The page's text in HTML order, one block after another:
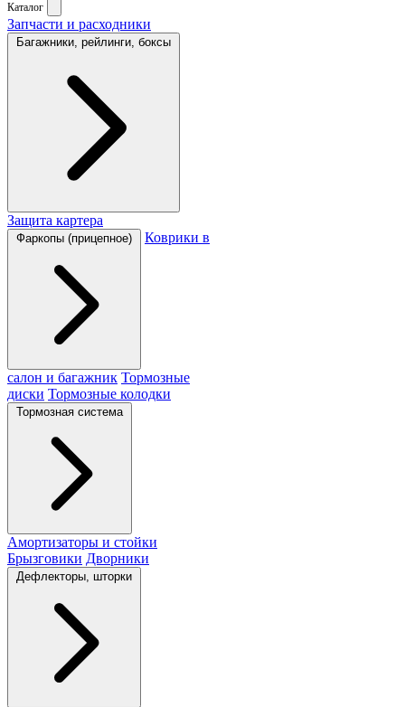
Каталог
Запчасти и расходники
Багажники, рейлинги, боксы
Защита картера
Фаркопы (прицепное) Коврики в
салон и багажник Тормозные
диски Тормозные колодки
Тормозная система
Амортизаторы и стойки
Брызговики Дворники
Дефлекторы, шторки